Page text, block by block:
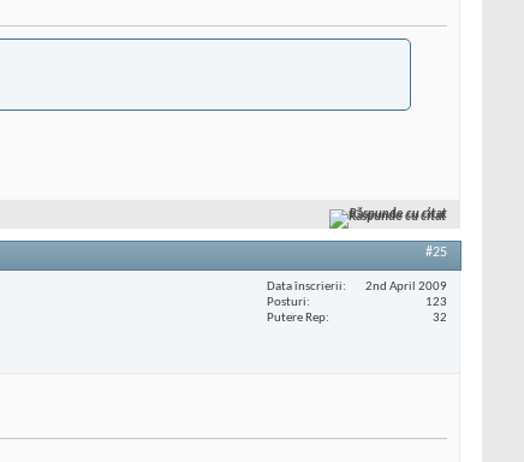
Răspunde cu citat
#25
Data înscrierii
2nd April 2009
Posturi
123
Putere Rep
32